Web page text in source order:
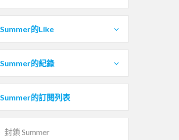
Summer的Like
Summer的紀錄
Summer的訂閱列表
封鎖 Summer